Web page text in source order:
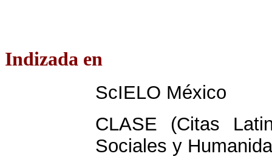
Indizada en
ScIELO México
CLASE (Citas
Sociales y